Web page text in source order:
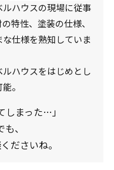
ハウスの現場に従事
特性、塗装の仕様、
仕様を熟知していま
ハウスをはじめとし
。
しまった…」
、
ださいね。